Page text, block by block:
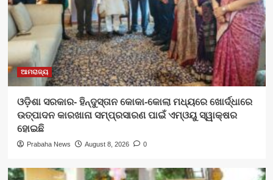
ଆମରାଜ୍ୟ
ଓଡ଼ିଶା ସରକାର- ହିନ୍ଦୁସ୍ତାନ କୋକା-କୋଲା ମଧ୍ୟରେ ଖୋର୍ଦ୍ଧାରେ
ଉତ୍ପାଦନ କାରଖାନା ସମ୍ପ୍ରସାରଣ ପାଇଁ ଏମ୍‌ଓୟୁ ସ୍ୱାକ୍ଷର
ହୋଇଛି
Prabaha News August 8, 2026 0